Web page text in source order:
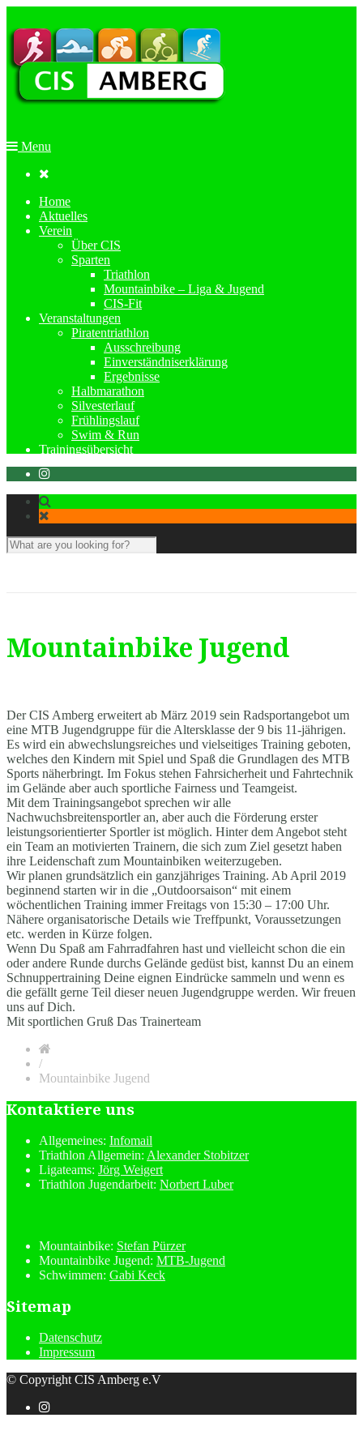
Menu

Home
Aktuelles
Verein
Über CIS
Sparten
Triathlon
Mountainbike – Liga & Jugend
CIS-Fit
Veranstaltungen
Piratentriathlon
Ausschreibung
Einverständniserklärung
Ergebnisse
Halbmarathon
Silvesterlauf
Frühlingslauf
Swim & Run
Trainingsübersicht
Mountainbike Jugend
Der CIS Amberg erweitert ab März 2019 sein Radsportangebot um
eine MTB Jugendgruppe für die Altersklasse der 9 bis 11-jährigen.
Es wird ein abwechslungsreiches und vielseitiges Training geboten,
welches den Kindern mit Spiel und Spaß die Grundlagen des MTB
Sports näherbringt. Im Fokus stehen Fahrsicherheit und Fahrtechnik
im Gelände aber auch sportliche Fairness und Teamgeist.
Mit dem Trainingsangebot sprechen wir alle
Nachwuchsbreitensportler an, aber auch die Förderung erster
leistungsorientierter Sportler ist möglich. Hinter dem Angebot steht
ein Team an motivierten Trainern, die sich zum Ziel gesetzt haben
ihre Leidenschaft zum Mountainbiken weiterzugeben.
Wir planen grundsätzlich ein ganzjähriges Training. Ab April 2019
beginnend starten wir in die „Outdoorsaison“ mit einem
wöchentlichen Training immer Freitags von 15:30 – 17:00 Uhr.
Nähere organisatorische Details wie Treffpunkt, Voraussetzungen
etc. werden in Kürze folgen.
Wenn Du Spaß am Fahrradfahren hast und vielleicht schon die ein
oder andere Runde durchs Gelände gedüst bist, kannst Du an einem
Schnuppertraining Deine eignen Eindrücke sammeln und wenn es
die gefällt gerne Teil dieser neuen Jugendgruppe werden. Wir freuen
uns auf Dich.
Mit sportlichen Gruß Das Trainerteam
/
Mountainbike Jugend
Kontaktiere uns
Allgemeines: Infomail
Triathlon Allgemein: Alexander Stobitzer
Ligateams: Jörg Weigert
Triathlon Jugendarbeit: Norbert Luber
Mountainbike: Stefan Pürzer
Mountainbike Jugend: MTB-Jugend
Schwimmen: Gabi Keck
Sitemap
Datenschutz
Impressum
© Copyright CIS Amberg e.V